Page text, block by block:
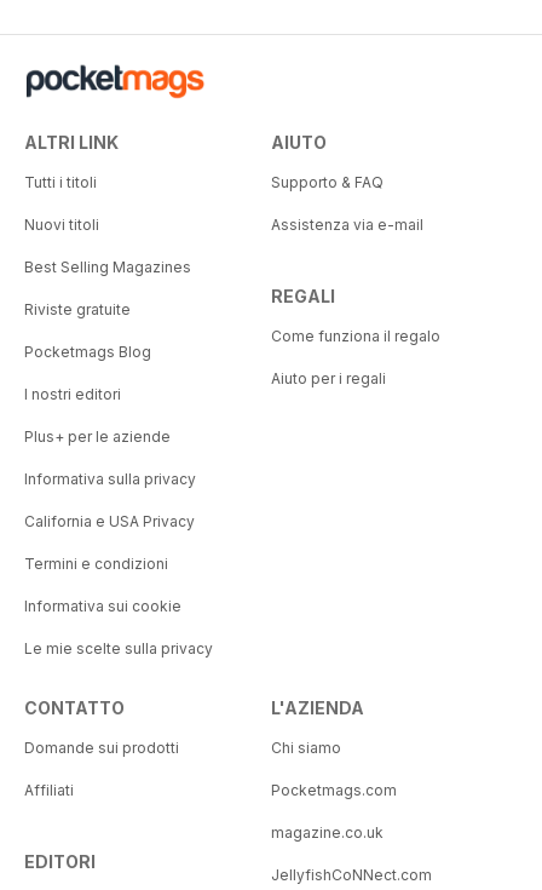
ALTRI LINK
Tutti i titoli
Nuovi titoli
Best Selling Magazines
Riviste gratuite
Pocketmags Blog
I nostri editori
Plus+ per le aziende
Informativa sulla privacy
California e USA Privacy
Termini e condizioni
Informativa sui cookie
Le mie scelte sulla privacy
AIUTO
Supporto & FAQ
Assistenza via e-mail
REGALI
Come funziona il regalo
Aiuto per i regali
CONTATTO
Domande sui prodotti
Affiliati
EDITORI
L'AZIENDA
Chi siamo
Pocketmags.com
magazine.co.uk
JellyfishCoNNect.com